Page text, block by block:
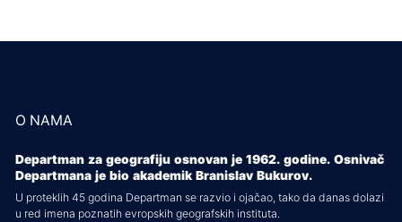
O NAMA
Departman za geografiju osnovan je 1962. godine. Osnivač
Departmana je bio akademik Branislav Bukurov.
U proteklih 45 godina Departman se razvio i ojačao, tako da danas dolazi
u red imena poznatih evropskih geografskih instituta.